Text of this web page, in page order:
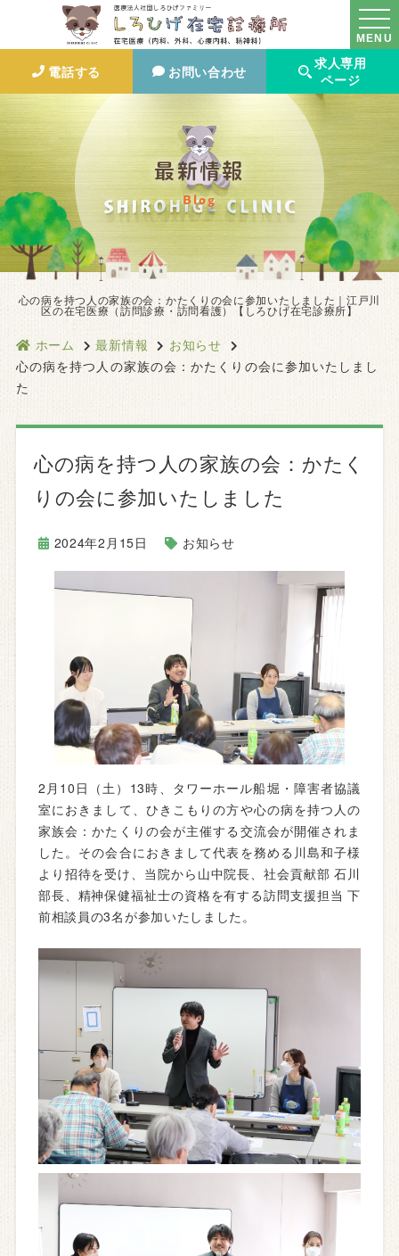
MENU
電話する お問い合わせ
求人専用
ページ
最新情報
Blog
心の病を持つ人の家族の会：かたくりの会に参加いたしました｜江戸川
区の在宅医療（訪問診療・訪問看護）【しろひげ在宅診療所】
ホーム 最新情報
お知らせ
心の病を持つ人の家族の会：かたくりの会に参加いたしまし
た
心の病を持つ人の家族の会：かたく
りの会に参加いたしました
2024年2月15日 お知らせ
2月10日（土）13時、タワーホール船堀・障害者協議
室におきまして、ひきこもりの方や心の病を持つ人の
家族会：かたくりの会が主催する交流会が開催されま
した。その会合におきまして代表を務める川島和子様
より招待を受け、当院から山中院長、社会貢献部 石川
部長、精神保健福祉士の資格を有する訪問支援担当 下
前相談員の3名が参加いたしました。